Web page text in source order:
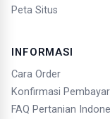
Peta Situs
INFORMASI
Cara Order
Konfirmasi
FAQ Pertanian